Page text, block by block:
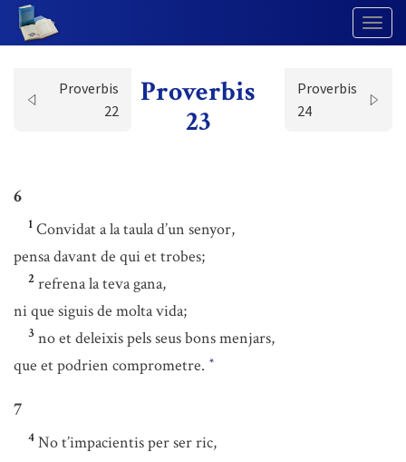
Proverbis
22
Proverbis
23
Proverbis
24
6
1 Convidat a la taula d’un senyor,
pensa davant de qui et trobes;
2 refrena la teva gana,
ni que siguis de molta vida;
3 no et deleixis pels seus bons menjars,
que et podrien comprometre. *
7
4 No t’impacientis per ser ric,